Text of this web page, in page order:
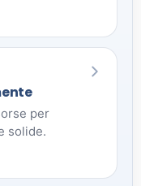
per
solide.